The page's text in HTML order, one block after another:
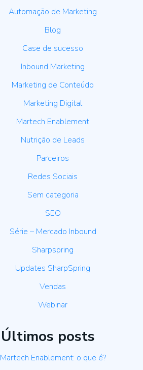
Automação de Marketing
Blog
Case de sucesso
Inbound Marketing
Marketing de Conteúdo
Marketing Digital
Martech Enablement
Nutrição de Leads
Parceiros
Redes Sociais
Sem categoria
SEO
Série – Mercado Inbound
Sharpspring
Updates SharpSpring
Vendas
Webinar
Últimos posts
Martech Enablement: o que é?